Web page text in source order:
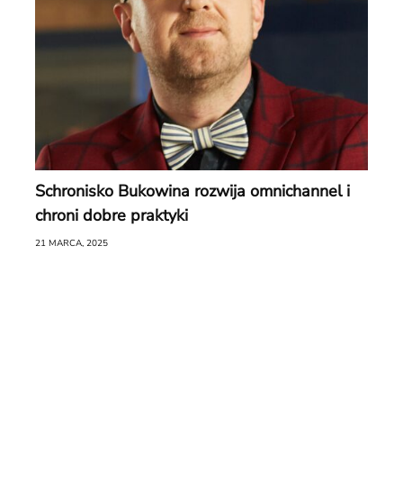
Schronisko Bukowina rozwija omnichannel i
chroni dobre praktyki
21 MARCA, 2025